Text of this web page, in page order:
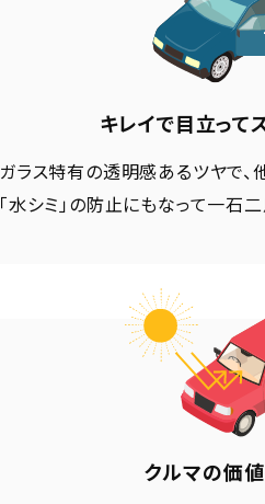
キレイで目立って
ガラス特有の透明感あるツヤで
「水シミ」の防止にもなって一石
クルマの価